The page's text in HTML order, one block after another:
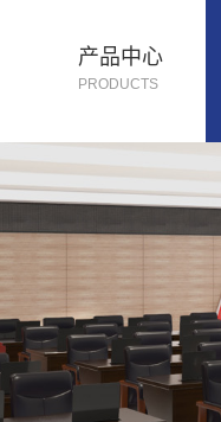
产品中心
PRODUCTS